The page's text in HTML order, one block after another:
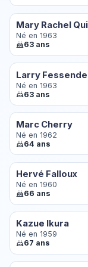
Mary Rachel
Né en 1963
63 ans
Larry
Né en 1963
63 ans
Marc Cherry
Né en 1962
64 ans
Hervé Falloux
Né en 1960
66 ans
Kazue Ikura
Né en 1959
67 ans